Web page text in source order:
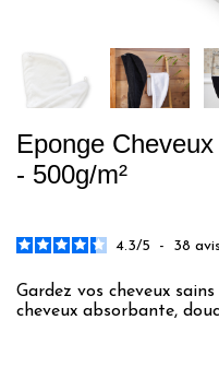
Eponge
- 500g/m²
4.3/5 - 38 avis
Gardez vos cheveux
cheveux absorbante,